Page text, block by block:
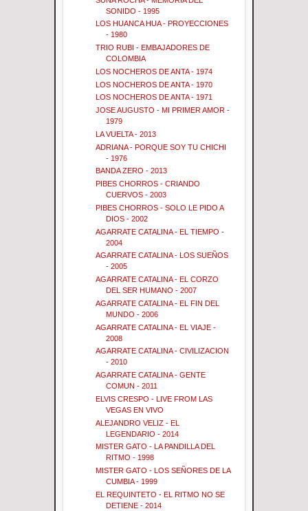
SONIDO - 1995
LOS HUANCA HUA - PROYECCIONES
- 1980
TRIO RUBI - EMBAJADORES DE
COLOMBIA
LOS NOCHEROS DE ANTA - 1974
LOS NOCHEROS DE ANTA - 1970
LOS NOCHEROS DE ANTA - 1971
JOSE AUGUSTO - MI PRIMER AMOR -
1979
LA VUELTA - 2013
ADRIANA - PORQUE SOY TU CHICHI
- 1976
BANDA ZERO - 2013
PIBES CHORROS - CRIANDO
CUERVOS - 2003
PIBES CHORROS - SOLO LE PIDO A
DIOS - 2002
AGARRATE CATALINA - EL TIEMPO -
2004
AGARRATE CATALINA - LOS SUEÑOS
- 2005
AGARRATE CATALINA - EL CORZO
DEL SER HUMANO - 2007
AGARRATE CATALINA - EL FIN DEL
MUNDO - 2006
AGARRATE CATALINA - EL VIAJE -
2008
AGARRATE CATALINA - CIVILIZACION
- 2010
AGARRATE CATALINA - GENTE
COMUN - 2011
ELVIS CRESPO - LIVE FROM LAS
VEGAS EN VIVO
ALEJANDRO VELIZ - EL
LEGENDARIO - 2014
MISTER GATO - LA PANDILLA DEL
RITMO - 1998
MISTER GATO - LOS SEÑORES DE LA
CUMBIA - 1999
EL REQUINTETO - EL RITMO NO SE
DETIENE - 2014